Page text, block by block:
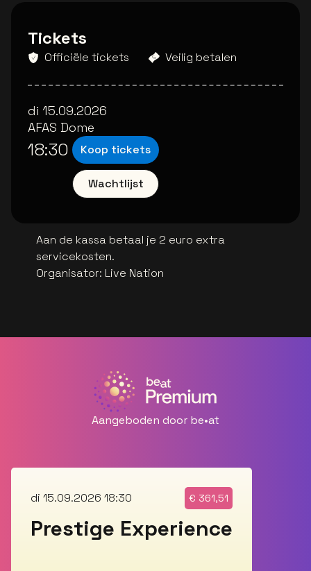
Tickets
Officiële tickets Veilig betalen
di 15.09.2026
AFAS Dome
18:30 Koop tickets
Wachtlijst
Aan de kassa betaal je 2 euro extra
servicekosten.
Organisator: Live Nation
Aangeboden door be•at
di 15.09.2026 18:30 € 361,51
Prestige Experience